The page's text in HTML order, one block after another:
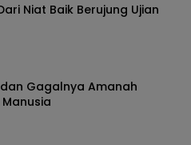
Niat Baik Berujung Ujian
dan Gagalnya Amanah